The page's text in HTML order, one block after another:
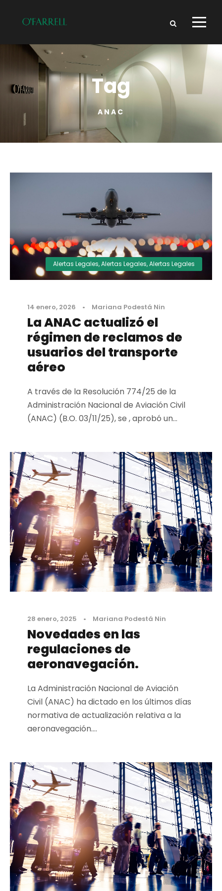
Tag
ANAC
Alertas Legales,Alertas Legales,Alertas Legales
14 enero, 2026 • Mariana Podestá Nin
La ANAC actualizó el
régimen de reclamos de
usuarios del transporte
aéreo
A través de la Resolución 774/25 de la
Administración Nacional de Aviación Civil
(ANAC) (B.O. 03/11/25), se , aprobó un...
28 enero, 2025 • Mariana Podestá Nin
Novedades en las
regulaciones de
aeronavegación.
La Administración Nacional de Aviación
Civil (ANAC) ha dictado en los últimos días
normativa de actualización relativa a la
aeronavegación....